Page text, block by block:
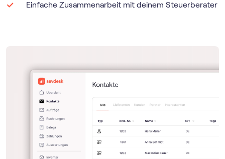
Einfache Zusammenarbeit mit deinem Steuerberater